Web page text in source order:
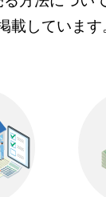
載しています